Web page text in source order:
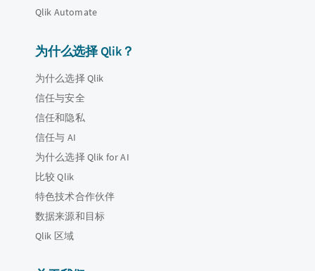
Qlik Automate
为什么选择 Qlik？
为什么选择 Qlik
信任与安全
信任和隐私
信任与 AI
为什么选择 Qlik for AI
比较 Qlik
特色技术合作伙伴
数据来源和目标
Qlik 区域